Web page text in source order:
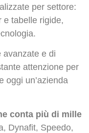
per settore:
e tabelle rigide,
avanzate e di
attenzione per
oggi un’azienda
conta più di mille
Dynafit, Speedo,